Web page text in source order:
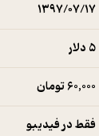
۱۳۹۷/۰۷/۱۷
5 دلار
60,000 تومان
فقط در فیدیبو